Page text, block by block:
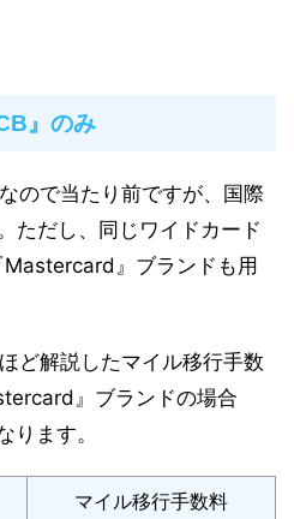
』のみ
ので当たり前ですが、国際
ただし、同じワイドカード
』ブランドも用
ど解説したマイル移行手数
』ブランドの場合
ます。
マイル移行手数料